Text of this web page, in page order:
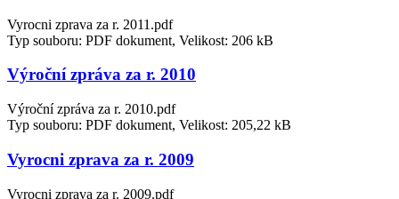
Vyrocni zprava za r. 2011.pdf
Typ souboru: PDF dokument, Velikost: 206 kB
Výroční zpráva za r. 2010
Výroční zpráva za r. 2010.pdf
Typ souboru: PDF dokument, Velikost: 205,22 kB
Vyrocni zprava za r. 2009
Vyrocni zprava za r. 2009.pdf